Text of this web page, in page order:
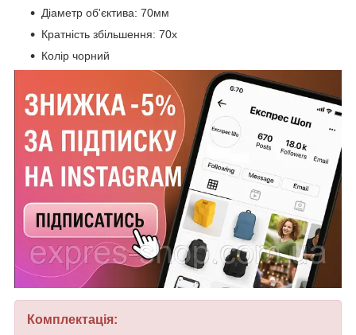
Діаметр об'єктива: 70мм
Кратність збільшення: 70x
Колір чорний
Комплектація: